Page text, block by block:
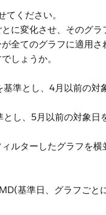
ください。
に変化させ、そのグ
全てのグラフに適用
しょうか。
準とし、4月以前の
し、5月以前の対象
ルターしたグラフを
基準日、グラフご